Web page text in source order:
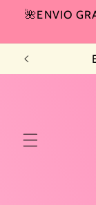
directamente
🌺ENVIO